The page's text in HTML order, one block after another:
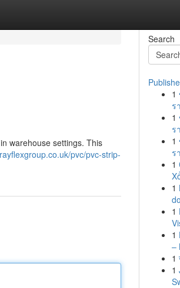
warehouse settings. This
pvc/pvc-strip-
Search
1
ร
1
ร
1
ร
1
1
1
1
–
1
1